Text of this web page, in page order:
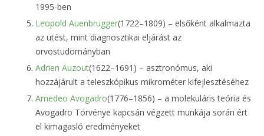
1995-ben
Leopold Auenbrugger(1722–1809) – elsőként alkalmazta
az ütést, mint diagnosztikai eljárást az
orvostudományban
Adrien Auzout(1622–1691) – asztronómus, aki
hozzájárult a teleszkópikus mikrométer kifejlesztéséhez
Amedeo Avogadro(1776–1856) – a molekuláris teória és
Avogadro Törvénye kapcsán végzett munkája során ért
el kimagasló eredményeket